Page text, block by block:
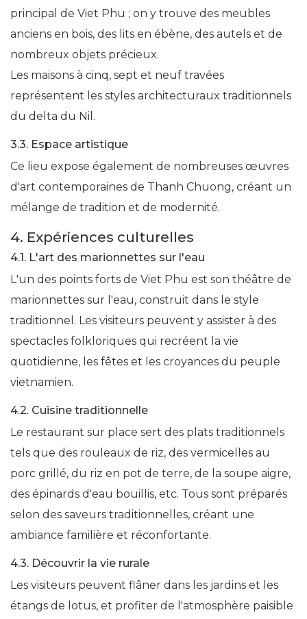
principal de Viet Phu ; on y trouve des meubles
anciens en bois, des lits en ébène, des autels et de
nombreux objets précieux.
Les maisons à cinq, sept et neuf travées
représentent les styles architecturaux traditionnels
du delta du Nil.
3.3. Espace artistique
Ce lieu expose également de nombreuses œuvres
d'art contemporaines de Thanh Chuong, créant un
mélange de tradition et de modernité.
4. Expériences culturelles
4.1. L'art des marionnettes sur l'eau
L'un des points forts de Viet Phu est son théâtre de
marionnettes sur l'eau, construit dans le style
traditionnel. Les visiteurs peuvent y assister à des
spectacles folkloriques qui recréent la vie
quotidienne, les fêtes et les croyances du peuple
vietnamien.
4.2. Cuisine traditionnelle
Le restaurant sur place sert des plats traditionnels
tels que des rouleaux de riz, des vermicelles au
porc grillé, du riz en pot de terre, de la soupe aigre,
des épinards d'eau bouillis, etc. Tous sont préparés
selon des saveurs traditionnelles, créant une
ambiance familière et réconfortante.
4.3. Découvrir la vie rurale
Les visiteurs peuvent flâner dans les jardins et les
étangs de lotus, et profiter de l'atmosphère paisible